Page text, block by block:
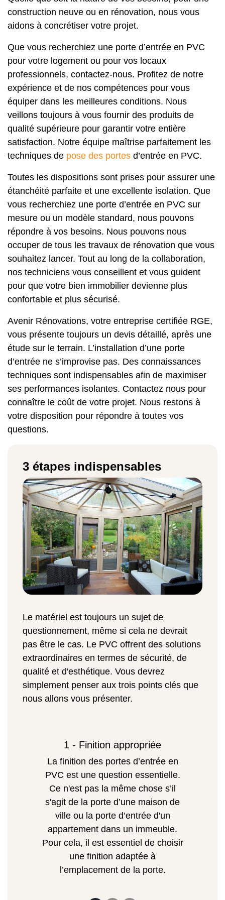
construction neuve ou en rénovation, nous vous
aidons à concrétiser votre projet.
Que vous recherchiez une porte d’entrée en PVC
pour votre logement ou pour vos locaux
professionnels, contactez-nous. Profitez de notre
expérience et de nos compétences pour vous
équiper dans les meilleures conditions. Nous
veillons toujours à vous fournir des produits de
qualité supérieure pour garantir votre entière
satisfaction. Notre équipe maîtrise parfaitement les
techniques de pose des portes d’entrée en PVC.
Toutes les dispositions sont prises pour assurer une
étanchéité parfaite et une excellente isolation. Que
vous recherchiez une porte d’entrée en PVC sur
mesure ou un modèle standard, nous pouvons
répondre à vos besoins. Nous pouvons nous
occuper de tous les travaux de rénovation que vous
souhaitez lancer. Tout au long de la collaboration,
nos techniciens vous conseillent et vous guident
pour que votre bien immobilier devienne plus
confortable et plus sécurisé.
Avenir Rénovations, votre entreprise certifiée RGE,
vous présente toujours un devis détaillé, après une
étude sur le terrain. L’installation d’une porte
d’entrée ne s’improvise pas. Des connaissances
techniques sont indispensables afin de maximiser
ses performances isolantes. Contactez nous pour
connaître le coût de votre projet. Nous restons à
votre disposition pour répondre à toutes vos
questions.
3 étapes indispensables
Le matériel est toujours un sujet de
questionnement, même si cela ne devrait
pas être le cas. Le PVC offrent des solutions
extraordinaires en termes de sécurité, de
qualité et d'esthétique. Vous devrez
simplement penser aux trois points clés que
nous allons vous présenter.
1 - Finition appropriée
La finition des portes d’entrée en
PVC est une question essentielle.
Ce n'est pas la même chose s’il
s'agit de la porte d’une maison de
ville ou la porte d’entrée d'un
appartement dans un immeuble.
Pour cela, il est essentiel de choisir
une finition adaptée à
l’emplacement de la porte.